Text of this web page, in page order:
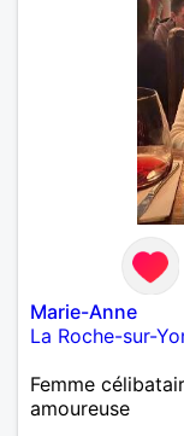
Marie-Anne
La Roche-sur-
Femme
amoureuse